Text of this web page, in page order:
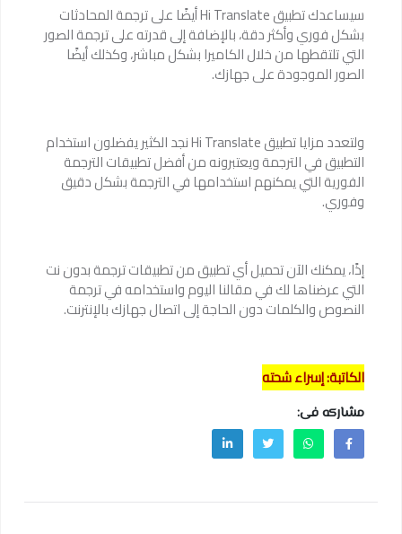
سيساعدك تطبيق Hi Translate أيضًا على ترجمة المحادثات
بشكل فوري وأكثر دقة، بالإضافة إلى قدرته على ترجمة الصور
التي تلتقطها من خلال الكاميرا بشكل مباشر، وكذلك أيضًا
الصور الموجودة على جهازك.
ولتعدد مزايا تطبيق Hi Translate نجد الكثير يفضلون استخدام
التطبيق في الترجمة ويعتبرونه من أفضل تطبيقات الترجمة
الفورية التي يمكنهم استخدامها في الترجمة بشكل دقيق
وفوري.
إذًا، يمكنك الآن تحميل أي تطبيق من تطبيقات ترجمة بدون نت
التي عرضناها لك في مقالنا اليوم واستخدامه في ترجمة
النصوص والكلمات دون الحاجة إلى اتصال جهازك بالإنترنت.
الكاتبة: إسراء شحته
مشاركه فى: